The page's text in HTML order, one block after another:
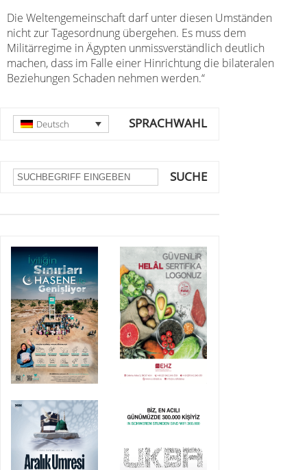
Die Weltengemeinschaft darf unter diesen Umständen
nicht zur Tagesordnung übergehen. Es muss dem
Militärregime in Ägypten unmissverständlich deutlich
machen, dass im Falle einer Hinrichtung die bilateralen
Beziehungen Schaden nehmen werden.“
SPRACHWAHL
Deutsch
SUCHE